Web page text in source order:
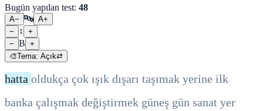
Bugün yapılan test: 48
A− 🔤 A+
−
↕
+
− B +
🎨Tema: Açık⇄
hatta oldukça çok ışık dışarı taşımak yerine ilk
banka çalışmak değiştirmek güneş gün sanat yer